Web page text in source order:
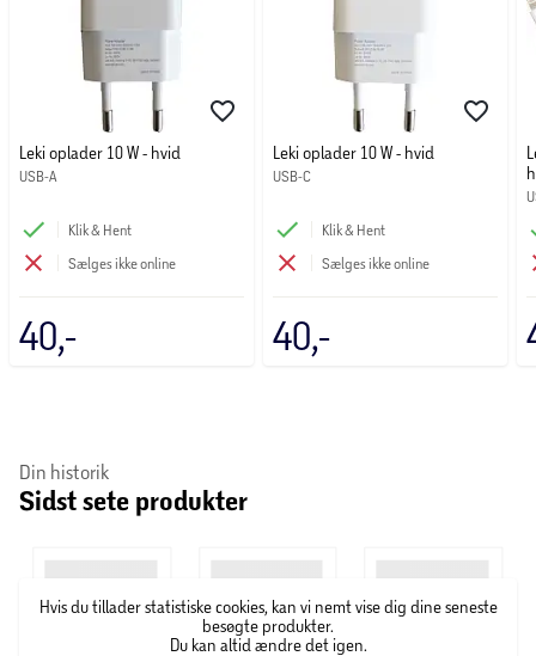
Leki oplader 10 W - hvid
USB-A
Klik & Hent
Sælges ikke online
40,-
Leki oplader 10 W - hvid
USB-C
Klik & Hent
Sælges ikke online
40,-
Din historik
Sidst sete produkter
Hvis du tillader statistiske cookies, kan vi nemt vise dig dine seneste
besøgte produkter.
Du kan altid ændre det igen.